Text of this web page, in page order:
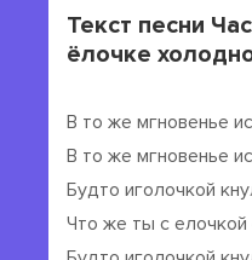
Текст песни
ёлочке
В то же мгновенье
В то же мгновенье
Будто иголочкой
Что же ты с